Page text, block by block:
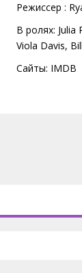
Pежиссер :
В ролях: Julia
Viola Davis,
Сайты: IMDB